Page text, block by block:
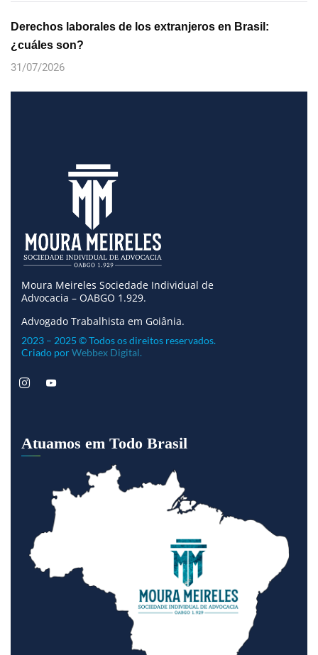
Derechos laborales de los extranjeros en Brasil:
¿cuáles son?
31/07/2026
Moura Meireles Sociedade Individual de
Advocacia – OABGO 1.929.
Advogado Trabalhista em Goiânia.
2023 – 2025 © Todos os direitos reservados.
Criado porWebbex Digital.
Atuamos em Todo Brasil